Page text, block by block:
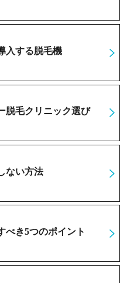
入する脱毛機
脱毛クリニック選び
ない方法
べき5つのポイント